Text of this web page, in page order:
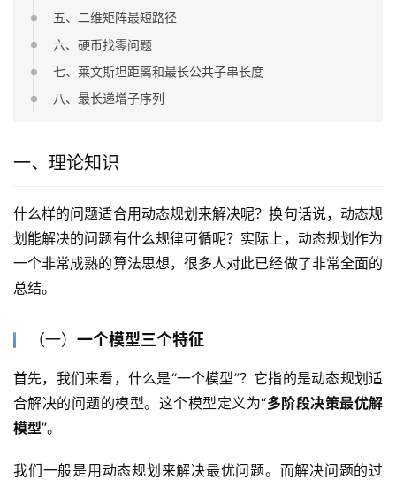
五、二维矩阵最短路径
六、硬币找零问题
七、莱文斯坦距离和最长公共子串长度
八、最长递增子序列
一、理论知识
什么样的问题适合用动态规划来解决呢？换句话说，动态规
划能解决的问题有什么规律可循呢？实际上，动态规划作为
一个非常成熟的算法思想，很多人对此已经做了非常全面的
总结。
（一） 一个模型三个特征
首先，我们来看，什么是“一个模型”？它指的是动态规划适
合解决的问题的模型。这个模型定义为“多阶段决策最优解
模型”。
我们一般是用动态规划来解决最优问题。而解决问题的过